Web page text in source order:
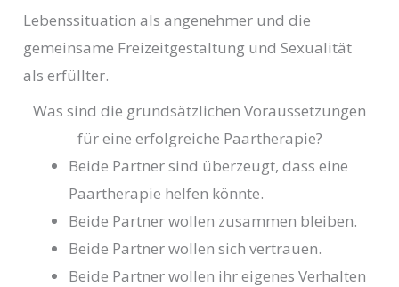
Lebenssituation als angenehmer und die
gemeinsame Freizeitgestaltung und Sexualität
als erfüllter.
Was sind die grundsätzlichen Voraussetzungen
für eine erfolgreiche Paartherapie?
Beide Partner sind überzeugt, dass eine
Paartherapie helfen könnte.
Beide Partner wollen zusammen bleiben.
Beide Partner wollen sich vertrauen.
Beide Partner wollen ihr eigenes Verhalten